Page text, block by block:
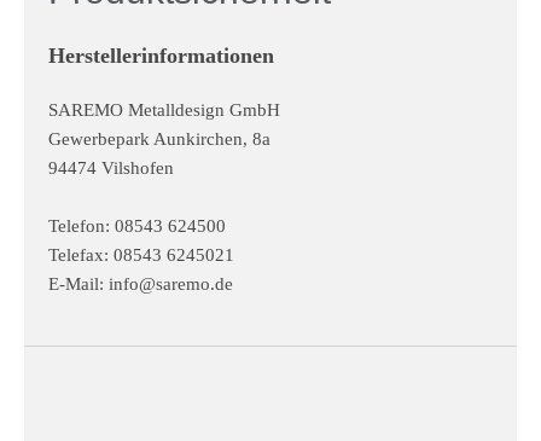
Herstellerinformationen
SAREMO Metalldesign GmbH
Gewerbepark Aunkirchen, 8a
94474 Vilshofen
Telefon: 08543 624500
Telefax: 08543 6245021
E-Mail: info@saremo.de